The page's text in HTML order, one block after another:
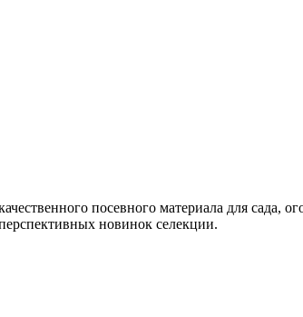
посевного материала для сада,
новинок селекции.